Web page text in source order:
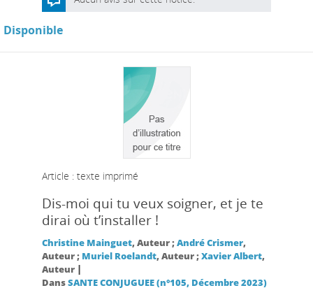
Disponible
Article : texte imprimé
Dis-moi qui tu veux soigner, et je te
dirai où t’installer !
Christine Mainguet, Auteur ;André Crismer,
Auteur ; Muriel Roelandt, Auteur ;Xavier Albert,
Auteur |
DansSANTE CONJUGUEE (n°105, Décembre 2023)